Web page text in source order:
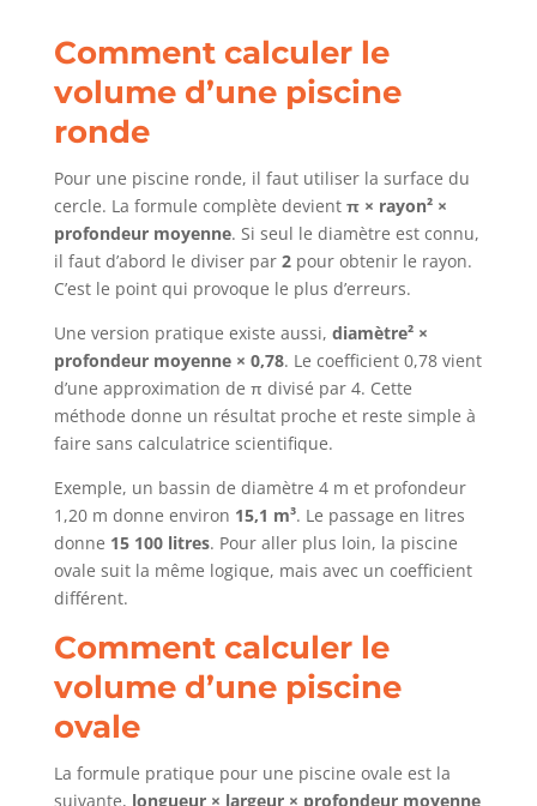
Comment calculer le
volume d’une piscine
ronde
Pour une piscine ronde, il faut utiliser la surface du
cercle. La formule complète devient π × rayon² ×
profondeur moyenne. Si seul le diamètre est connu,
il faut d’abord le diviser par 2pour obtenir le rayon.
C’est le point qui provoque le plus d’erreurs.
Une version pratique existe aussi, diamètre² ×
profondeur moyenne × 0,78. Le coefficient 0,78 vient
d’une approximation de π divisé par 4. Cette
méthode donne un résultat proche et reste simple à
faire sans calculatrice scientifique.
Exemple, un bassin de diamètre 4 m et profondeur
1,20 m donne environ 15,1 m³. Le passage en litres
donne 15 100 litres. Pour aller plus loin, la piscine
ovale suit la même logique, mais avec un coefficient
différent.
Comment calculer le
volume d’une piscine
ovale
La formule pratique pour une piscine ovale est la
suivante, longueur × largeur × profondeur moyenne